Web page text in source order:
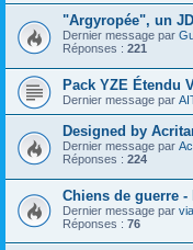
"Argyropée", un
Dernier message par
Réponses : 221
Pack YZE Étendu
Dernier message par
Designed by
Dernier message par
Réponses : 224
Chiens de guerre
Dernier message par
Réponses : 76